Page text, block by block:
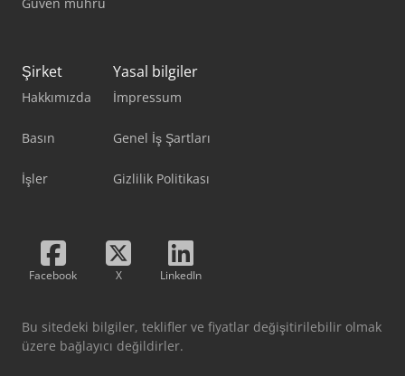
Şirket
Hakkımızda
Basın
İşler
Yasal bilgiler
İmpressum
Genel İş Şartları
Gizlilik Politikası
Facebook X LinkedIn
Bu sitedeki bilgiler, teklifler ve fiyatlar değişitirilebilir olmak
üzere bağlayıcı değildirler.